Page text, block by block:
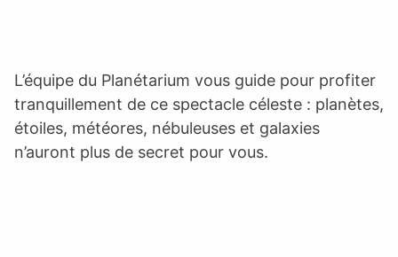
L’équipe du Planétarium vous guide pour profiter
tranquillement de ce spectacle céleste : planètes,
étoiles, météores, nébuleuses et galaxies
n’auront plus de secret pour vous.